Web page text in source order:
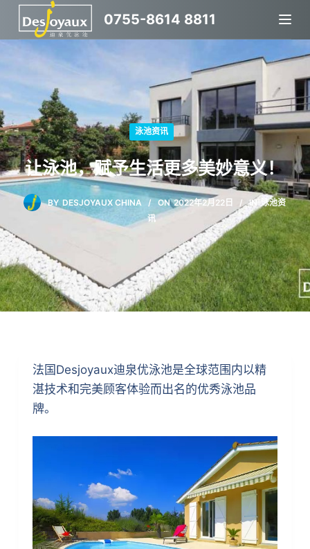
跳
过
0755-8614 8811
泳池资讯
让泳池，赋予生活更多美妙意义！
BY DESJOYAUX CHINA ON 2022年2月22日 IN 泳池资
讯
法国Desjoyaux迪泉优泳池是全球范围内以精
湛技术和完美顾客体验而出名的优秀泳池品
牌。